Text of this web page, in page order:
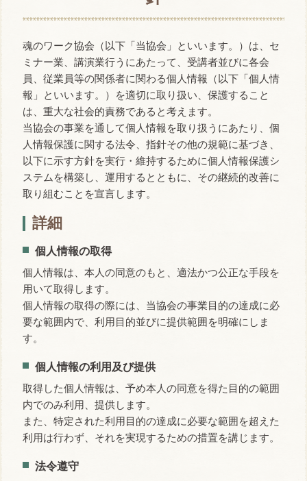
魂のワーク協会（以下「当協会」といいます。）は、セ
ミナー業、講演業行うにあたって、受講者並びに各会
員、従業員等の関係者に関わる個人情報（以下「個人情
報」といいます。）を適切に取り扱い、保護すること
は、重大な社会的責務であると考えます。
当協会の事業を通して個人情報を取り扱うにあたり、個
人情報保護に関する法令、指針その他の規範に基づき、
以下に示す方針を実行・維持するために個人情報保護シ
ステムを構築し、運用するとともに、その継続的改善に
取り組むことを宣言します。
詳細
個人情報の取得
個人情報は、本人の同意のもと、適法かつ公正な手段を
用いて取得します。
個人情報の取得の際には、当協会の事業目的の達成に必
要な範囲内で、利用目的並びに提供範囲を明確にしま
す。
個人情報の利用及び提供
取得した個人情報は、予め本人の同意を得た目的の範囲
内でのみ利用、提供します。
また、特定された利用目的の達成に必要な範囲を超えた
利用は行わず、それを実現するための措置を講じます。
法令遵守